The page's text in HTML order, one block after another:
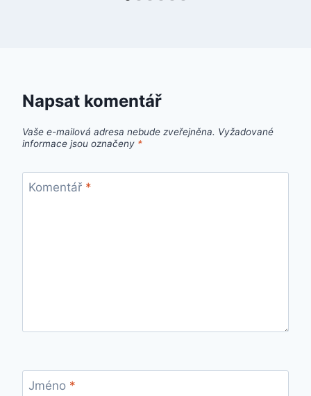
Napsat komentář
Vaše e-mailová adresa nebude zveřejněna. Vyžadované
informace jsou označeny *
Komentář *
Jméno *